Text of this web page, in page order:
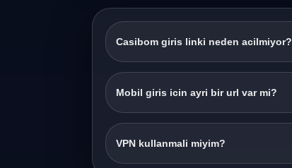
Casibom giris linki neden acilmiyor?
Mobil giris icin ayri bir url var mi?
VPN kullanmali miyim?